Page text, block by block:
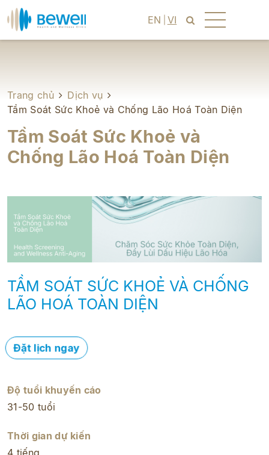
EN VI
Trang chủ
Dịch vụ
Tầm Soát Sức Khoẻ và Chống Lão Hoá Toàn Diện
Tầm Soát Sức Khoẻ và
Chống Lão Hoá Toàn Diện
TẦM SOÁT SỨC KHOẺ VÀ CHỐNG
LÃO HOÁ TOÀN DIỆN
Đặt lịch ngay
Độ tuổi khuyến cáo
31-50 tuổi
Thời gian dự kiến
4 tiếng